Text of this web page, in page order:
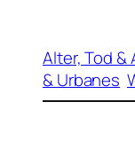
Alter, Tod &
& Urbanes